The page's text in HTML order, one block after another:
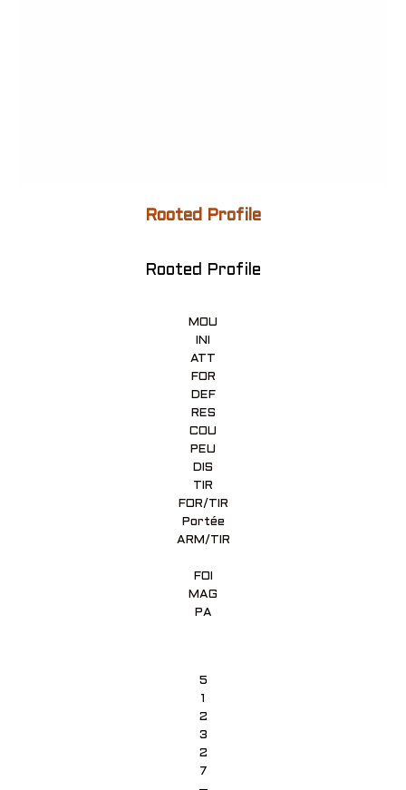
Rooted Profile
Rooted Profile
MOU
INI
ATT
FOR
DEF
RES
COU
PEU
DIS
TIR
FOR/TIR
Portée
ARM/TIR
FOI
MAG
PA
5
1
2
3
2
7